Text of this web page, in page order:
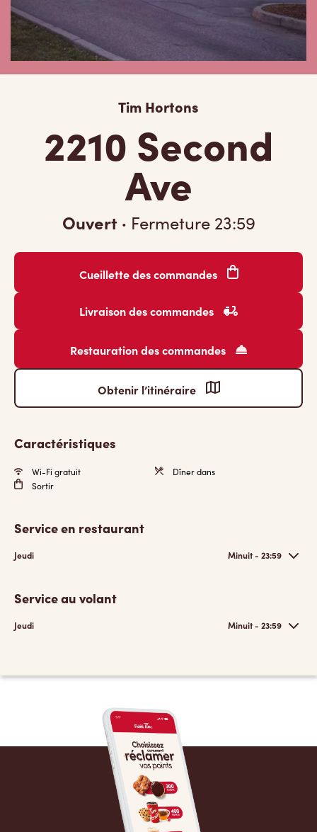
Tim Hortons
2210 Second
Ave
Ouvert · Fermeture 23:59
Cueillette des commandes
Livraison des commandes
Restauration des commandes
Obtenir l’itinéraire
Caractéristiques
Wi-Fi gratuit
Dîner dans
Sortir
Service en restaurant
Jeudi Minuit - 23:59
Service au volant
Jeudi Minuit - 23:59